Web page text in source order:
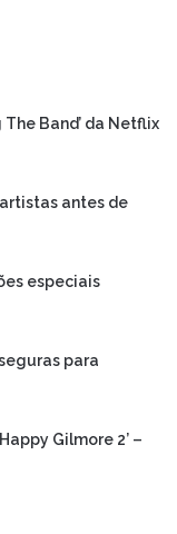
Band’ da Netflix
antes de
especiais
para
Gilmore 2’ –